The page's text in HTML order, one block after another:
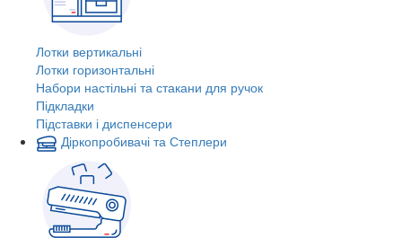
Лотки вертикальні
Лотки горизонтальні
Набори настільні та стакани для ручок
Підкладки
Підставки і диспенсери
Діркопробивачі та Степлери